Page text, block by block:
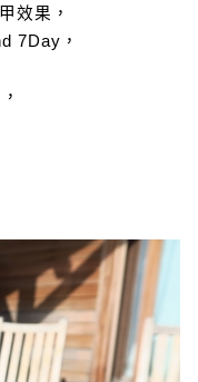
效果，
7Day，